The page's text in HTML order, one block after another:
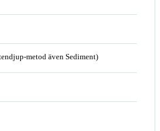
metod även Sediment)